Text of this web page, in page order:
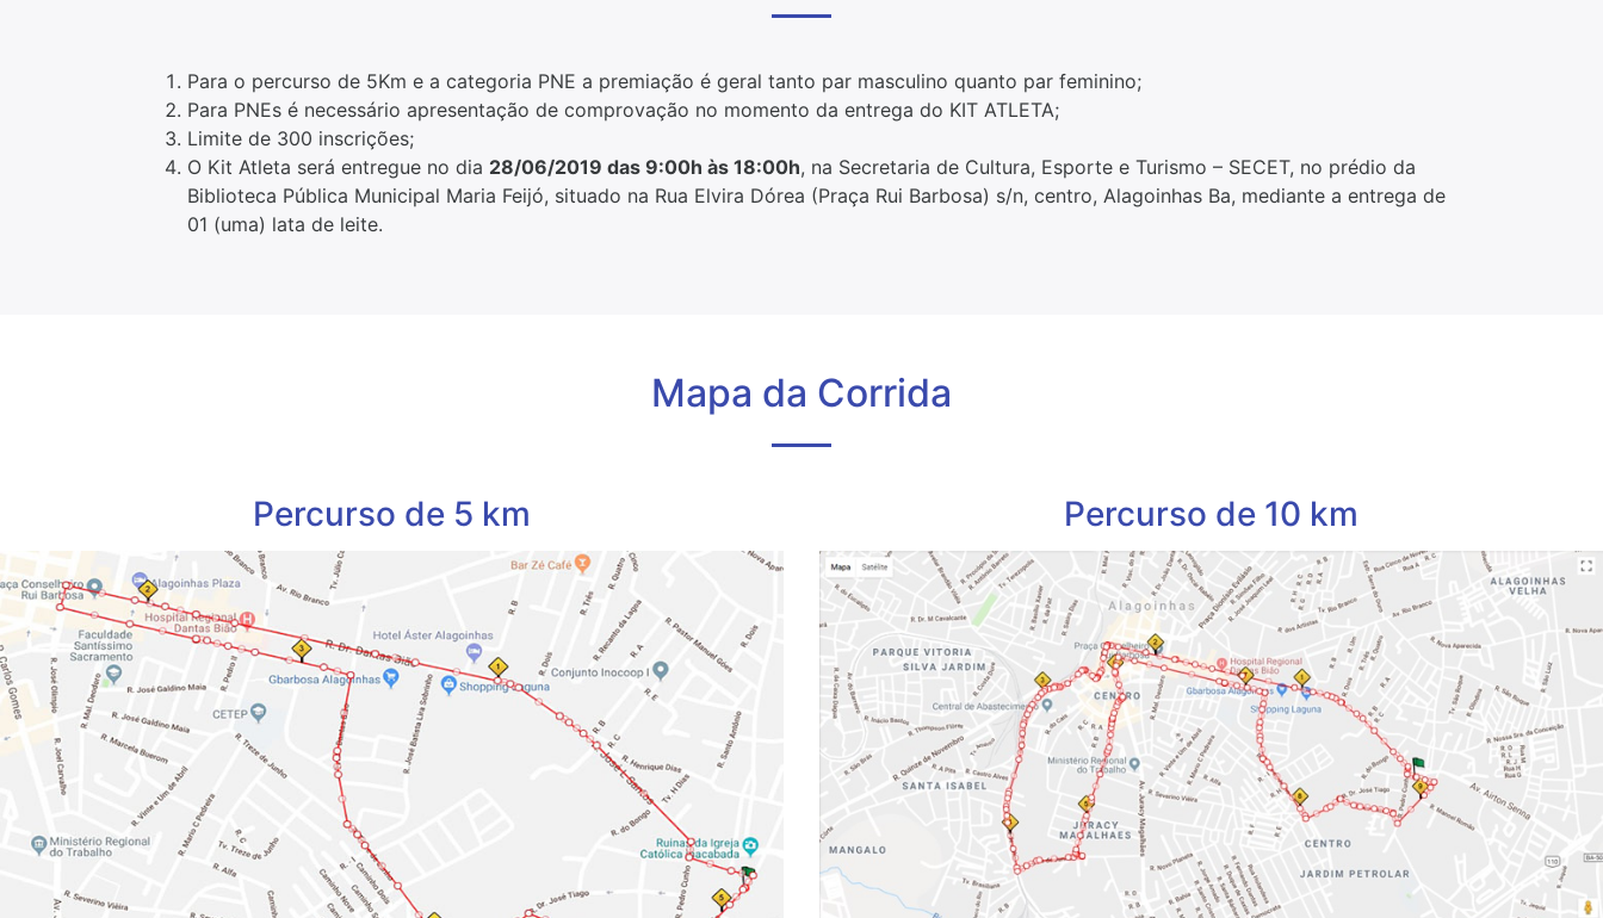
Para o percurso de 5Km e a categoria PNE a premiação é geral tanto par masculino quanto par feminino;
Para PNEs é necessário apresentação de comprovação no momento da entrega do KIT ATLETA;
Limite de 300 inscrições;
O Kit Atleta será entregue no dia 28/06/2019 das 9:00h às 18:00h, na Secretaria de Cultura, Esporte e Turismo – SECET, no prédio da
Biblioteca Pública Municipal Maria Feijó, situado na Rua Elvira Dórea (Praça Rui Barbosa) s/n, centro, Alagoinhas Ba, mediante a entrega de
01 (uma) lata de leite.
Mapa da Corrida
Percurso de 5 km Percurso de 10 km